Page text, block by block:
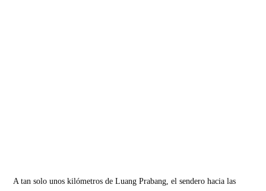
A tan solo unos kilómetros de Luang Prabang, el sendero hacia las